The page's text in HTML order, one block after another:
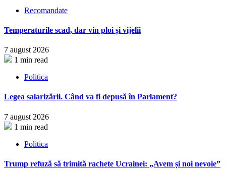
Recomandate
Temperaturile scad, dar vin ploi și vijelii
7 august 2026
1 min read
Politica
Legea salarizării. Când va fi depusă în Parlament?
7 august 2026
1 min read
Politica
Trump refuză să trimită rachete Ucrainei: „Avem și noi nevoie”